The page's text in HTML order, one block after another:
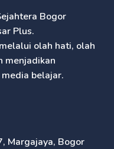
Bogor
Plus.
olah hati, olah
menjadikan
belajar.
Margajaya, Bogor